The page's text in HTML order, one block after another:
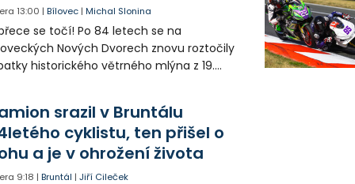
13:00 |Bílovec |Michal Slonina
se točí! Po 84 letech se na
Nových Dvorech znovu roztočily
historického větrného mlýna z 19.
srazil v Bruntálu
cyklistu, ten přišel o
a je v ohrožení života
9:18 |Bruntál |Jiří Cileček